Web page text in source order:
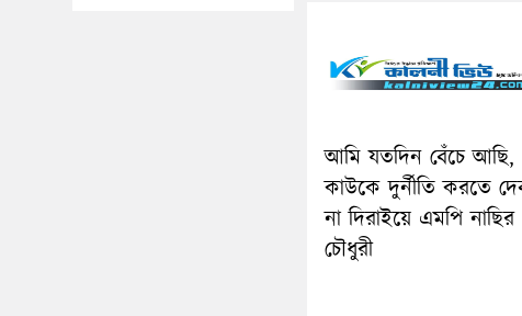
আমি যতদিন বেঁচে আছি,
কাউকে দুর্নীতি করতে
না দিরাইয়ে এমপি নাছির
চৌধুরী